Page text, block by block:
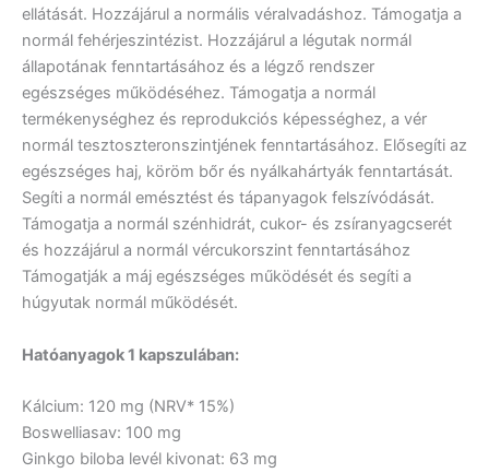
ellátását. Hozzájárul a normális véralvadáshoz. Támogatja a
normál fehérjeszintézist. Hozzájárul a légutak normál
állapotának fenntartásához és a légző rendszer
egészséges működéséhez. Támogatja a normál
termékenységhez és reprodukciós képességhez, a vér
normál tesztoszteronszintjének fenntartásához. Elősegíti az
egészséges haj, köröm bőr és nyálkahártyák fenntartását.
Segíti a normál emésztést és tápanyagok felszívódását.
Támogatja a normál szénhidrát, cukor- és zsíranyagcserét
és hozzájárul a normál vércukorszint fenntartásához
Támogatják a máj egészséges működését és segíti a
húgyutak normál működését.
Hatóanyagok 1 kapszulában:
Kálcium: 120 mg (NRV* 15%)
Boswelliasav: 100 mg
Ginkgo biloba levél kivonat: 63 mg